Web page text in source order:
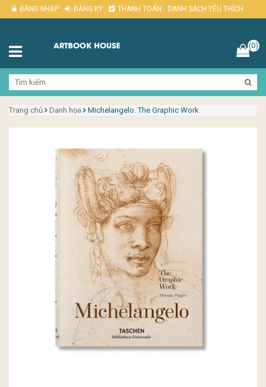
ĐĂNG NHẬP ĐĂNG KÝ THANH TOÁN DANH SÁCH YÊU THÍCH
(0)
Trang chủ Danh họa Michelangelo. The Graphic Work